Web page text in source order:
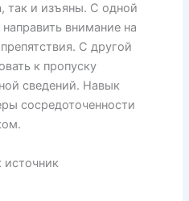
так и изъяны. С одной
внимание на
С другой
к пропуску
сведений. Навык
сосредоточенности
источник